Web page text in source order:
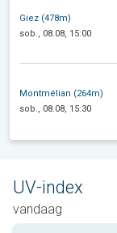
Giez (478m)
sob., 08.08, 15:00
Montmélian (264m)
sob., 08.08, 15:30
UV-index
vandaag